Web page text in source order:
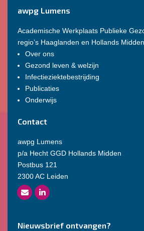
awpg Lumens
Academische Werkplaats Publieke
regio’s Haaglanden en Hollands Midden.
Over ons
Gezond leven & welzijn
Infectieziektebestrijding
Publicaties
Onderwijs
Contact
awpg Lumens
p/a Hecht GGD Hollands Midden
Postbus 121
2300 AC Leiden
Nieuwsbrief ontvangen?